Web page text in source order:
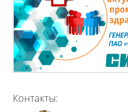
Контакты: